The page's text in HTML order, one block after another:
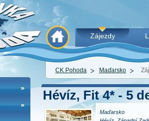
Zájezdy
CK Pohoda Maďarsko
Hévíz, Fit 4* - 5
Maďarsko